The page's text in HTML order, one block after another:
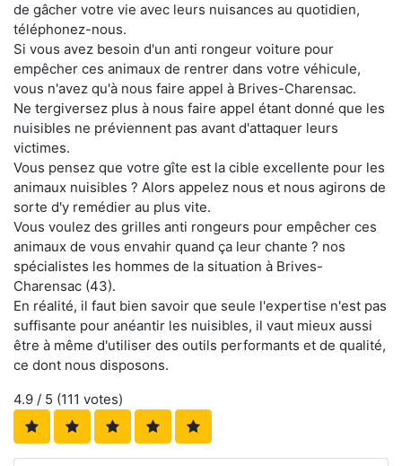
de gâcher votre vie avec leurs nuisances au quotidien,
téléphonez-nous.
Si vous avez besoin d'un anti rongeur voiture pour
empêcher ces animaux de rentrer dans votre véhicule,
vous n'avez qu'à nous faire appel à Brives-Charensac.
Ne tergiversez plus à nous faire appel étant donné que les
nuisibles ne préviennent pas avant d'attaquer leurs
victimes.
Vous pensez que votre gîte est la cible excellente pour les
animaux nuisibles ? Alors appelez nous et nous agirons de
sorte d'y remédier au plus vite.
Vous voulez des grilles anti rongeurs pour empêcher ces
animaux de vous envahir quand ça leur chante ? nos
spécialistes les hommes de la situation à Brives-
Charensac (43).
En réalité, il faut bien savoir que seule l'expertise n'est pas
suffisante pour anéantir les nuisibles, il vaut mieux aussi
être à même d'utiliser des outils performants et de qualité,
ce dont nous disposons.
4.9 / 5 (111 votes)